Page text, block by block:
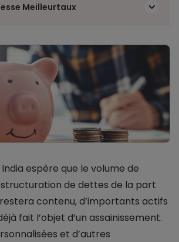
Meilleurtaux
espère que le volume de
de dettes de la part
contenu, d’importants actifs
fait l’objet d’un assainissement.
et d’autres